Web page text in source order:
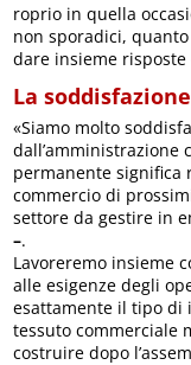
roprio in quella
non sporadici,
dare insieme risposte
La
«Siamo molto
dall’amministrazione
permanente significa
commercio di
settore da gestire in
–.
Lavoreremo insieme
alle esigenze degli
esattamente il tipo di
tessuto commerciale
costruire dopo